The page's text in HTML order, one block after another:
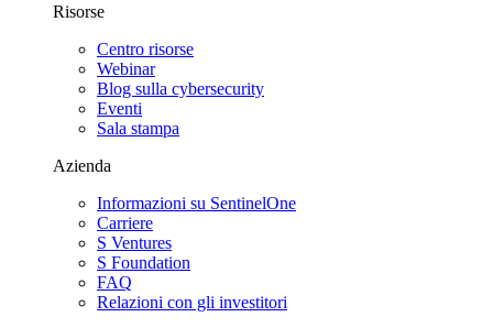
Risorse
Centro risorse
Webinar
Blog sulla cybersecurity
Eventi
Sala stampa
Azienda
Informazioni su SentinelOne
Carriere
S Ventures
S Foundation
FAQ
Relazioni con gli investitori